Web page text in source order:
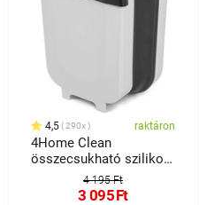
4,5 290x raktáron
4Home Clean
összecsukható szilikon
szemeteskosár
4 195 Ft
3 095Ft